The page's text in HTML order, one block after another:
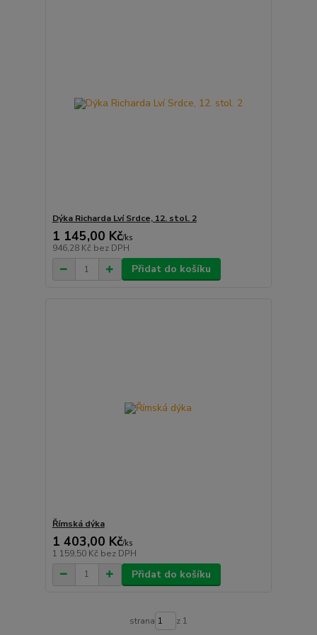
Dýka Richarda Lví Srdce, 12. stol. 2
1 145,00 Kč/ks
946,28 Kč bez DPH
Přidat do košíku
Římská dýka
1 403,00 Kč/ks
1 159,50 Kč bez DPH
Přidat do košíku
strana z 1